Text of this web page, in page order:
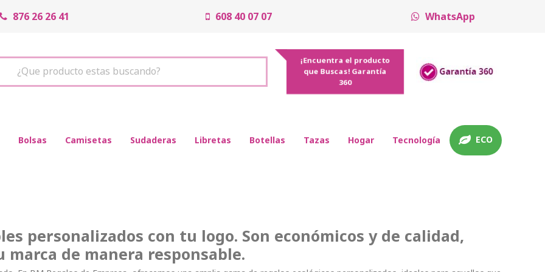
876 26 26 41 608 40 07 07 WhatsApp
¿Que producto estas buscando?
¡Encuentra el producto
que Buscas! Garantía
360
Bolsas Camisetas Sudaderas Libretas Botellas Tazas Hogar Tecnología ECO
personalizados con tu logo. Son económicos y de calidad,
de manera responsable.